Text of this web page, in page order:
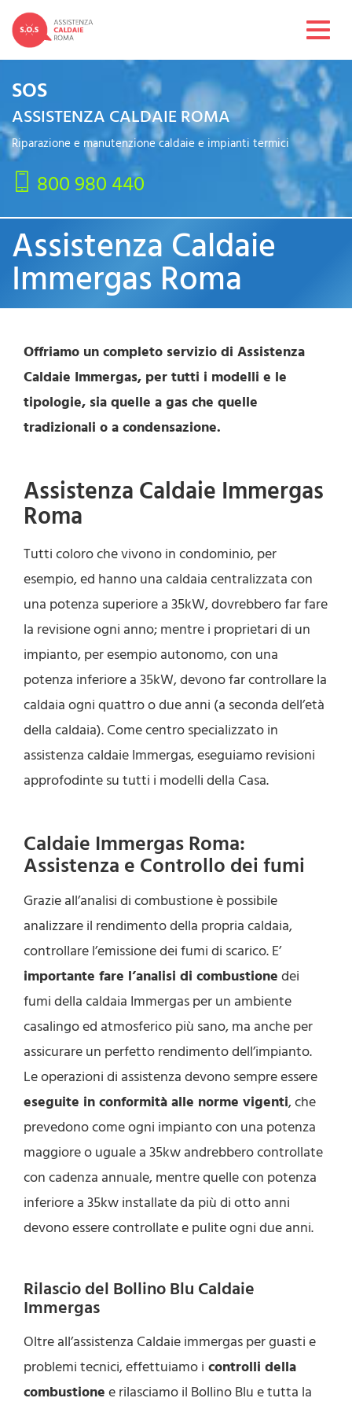
SOS
ASSISTENZA CALDAIE ROMA
Riparazione e manutenzione caldaie e impianti termici
800 980 440
Assistenza Caldaie
Immergas Roma
Offriamo un completo servizio di Assistenza
Caldaie Immergas, per tutti i modelli e le
tipologie, sia quelle a gas che quelle
tradizionali o a condensazione.
Assistenza Caldaie Immergas
Roma
Tutti coloro che vivono in condominio, per
esempio, ed hanno una caldaia centralizzata con
una potenza superiore a 35kW, dovrebbero far fare
la revisione ogni anno; mentre i proprietari di un
impianto, per esempio autonomo, con una
potenza inferiore a 35kW, devono far controllare la
caldaia ogni quattro o due anni (a seconda dell’età
della caldaia). Come centro specializzato in
assistenza caldaie Immergas, eseguiamo revisioni
approfodinte su tutti i modelli della Casa.
Caldaie Immergas Roma:
Assistenza e Controllo dei fumi
Grazie all’analisi di combustione è possibile
analizzare il rendimento della propria caldaia,
controllare l’emissione dei fumi di scarico. E’
importante fare l’analisi di combustione dei
fumi della caldaia Immergas per un ambiente
casalingo ed atmosferico più sano, ma anche per
assicurare un perfetto rendimento dell’impianto.
Le operazioni di assistenza devono sempre essere
eseguite in conformità alle norme vigenti, che
prevedono come ogni impianto con una potenza
maggiore o uguale a 35kw andrebbero controllate
con cadenza annuale, mentre quelle con potenza
inferiore a 35kw installate da più di otto anni
devono essere controllate e pulite ogni due anni.
Rilascio del Bollino Blu Caldaie
Immergas
Oltre all’assistenza Caldaie immergas per guasti e
problemi tecnici, effettuiamo i controlli della
combustione e rilasciamo il Bollino Blu e tutta la